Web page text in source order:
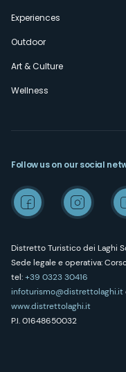
Experiences
Outdoor
Art & Culture
Wellness
Distretto Turistico dei Laghi
Sede legale e operativa:
tel:+39 0323 30416
infoturismo@distrettolaghi.it
www.distrettolaghi.it
P.I. 01648650032
Follow us on our social